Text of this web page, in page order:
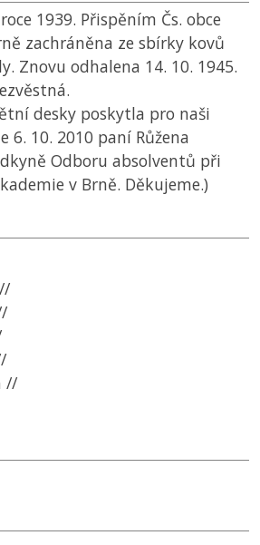
1939. Přispěním Čs. obce
zachráněna ze sbírky kovů
Znovu odhalena 14. 10. 1945.
desky poskytla pro naši
6. 10. 2010 paní Růžena
Odboru absolventů při
v Brně. Děkujeme.)
//